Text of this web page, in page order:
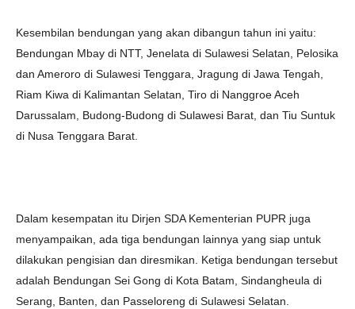
Kesembilan bendungan yang akan dibangun tahun ini yaitu:
Bendungan Mbay di NTT, Jenelata di Sulawesi Selatan, Pelosika
dan Ameroro di Sulawesi Tenggara, Jragung di Jawa Tengah,
Riam Kiwa di Kalimantan Selatan, Tiro di Nanggroe Aceh
Darussalam, Budong-Budong di Sulawesi Barat, dan Tiu Suntuk
di Nusa Tenggara Barat.
Dalam kesempatan itu Dirjen SDA Kementerian PUPR juga
menyampaikan, ada tiga bendungan lainnya yang siap untuk
dilakukan pengisian dan diresmikan. Ketiga bendungan tersebut
adalah Bendungan Sei Gong di Kota Batam, Sindangheula di
Serang, Banten, dan Passeloreng di Sulawesi Selatan.